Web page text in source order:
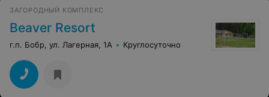
ЗАГОРОДНЫЙ КОМПЛЕКС
Beaver Resort
г.п. Бобр, ул. Лагерная, 1А Круглосуточно